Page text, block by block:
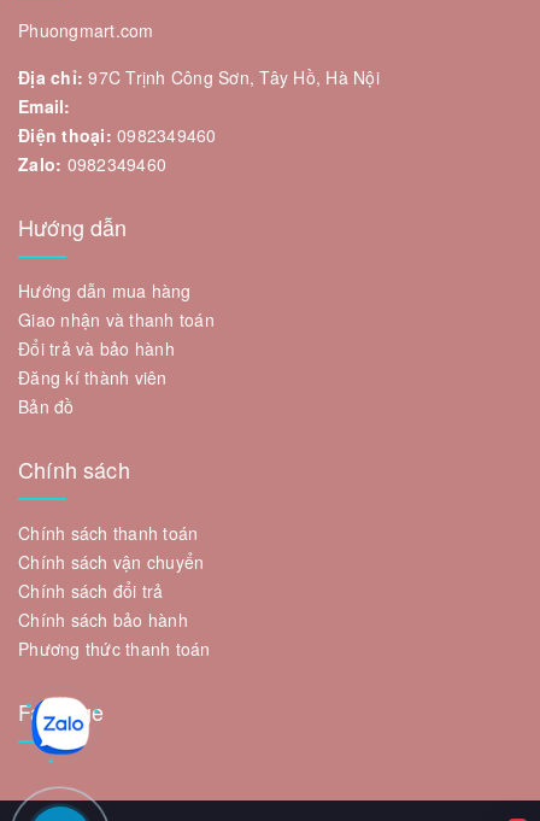
Phuongmart.com
Địa chỉ: 97C Trịnh Công Sơn, Tây Hồ, Hà Nội
Email:
Điện thoại: 0982349460
Zalo: 0982349460
Hướng dẫn
Hướng dẫn mua hàng
Giao nhận và thanh toán
Đổi trả và bảo hành
Đăng kí thành viên
Bản đồ
Chính sách
Chính sách thanh toán
Chính sách vận chuyển
Chính sách đổi trả
Chính sách bảo hành
Phương thức thanh toán
Fanpage